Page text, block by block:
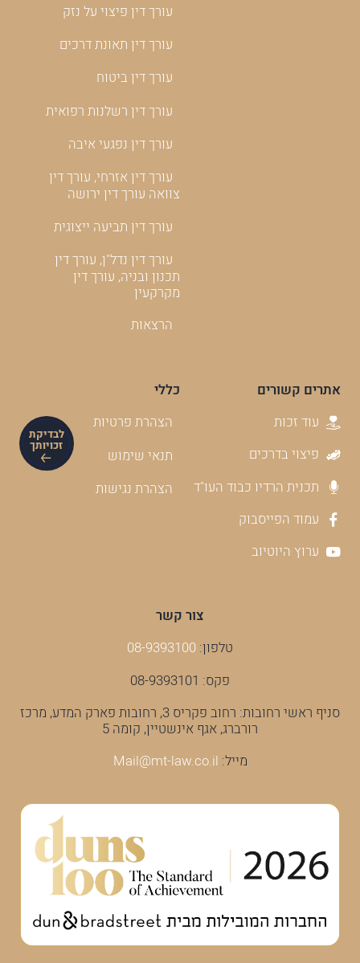
לבדיקת
זכויותך
עורך דין פיצוי על נזק
עורך דין תאונת דרכים
עורך דין ביטוח
עורך דין רשלנות רפואית
עורך דין נפגעי איבה
עורך דין אזרחי, עורך דין
צוואה עורך דין ירושה
עורך דין תביעה ייצוגית
עורך דין נדל"ן, עורך דין
תכנון ובניה, עורך דין
מקרקעין
הרצאות
אתרים קשורים
עוד זכות
פיצוי בדרכים
תכנית הרדיו כבוד העו"ד
עמוד הפייסבוק
ערוץ היוטיוב
כללי
הצהרת פרטיות
תנאי שימוש
הצהרת נגישות
צור קשר
טלפון: 08-9393100
פקס: 08-9393101
סניף ראשי רחובות: רחוב פקריס 3, רחובות פארק המדע, מרכז
רורברג, אגף אינשטיין, קומה 5
מייל: Mail@mt-law.co.il